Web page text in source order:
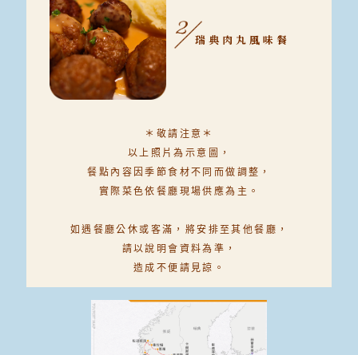
瑞典肉丸風味餐
＊敬請注意＊
以上照片為示意圖，
餐點內容因季節食材不同而做調整，
實際菜色依餐廳現場供應為主。
如遇餐廳公休或客滿， 將安排至其他餐廳，
請以說明會資料為準，
造成不便請見諒。